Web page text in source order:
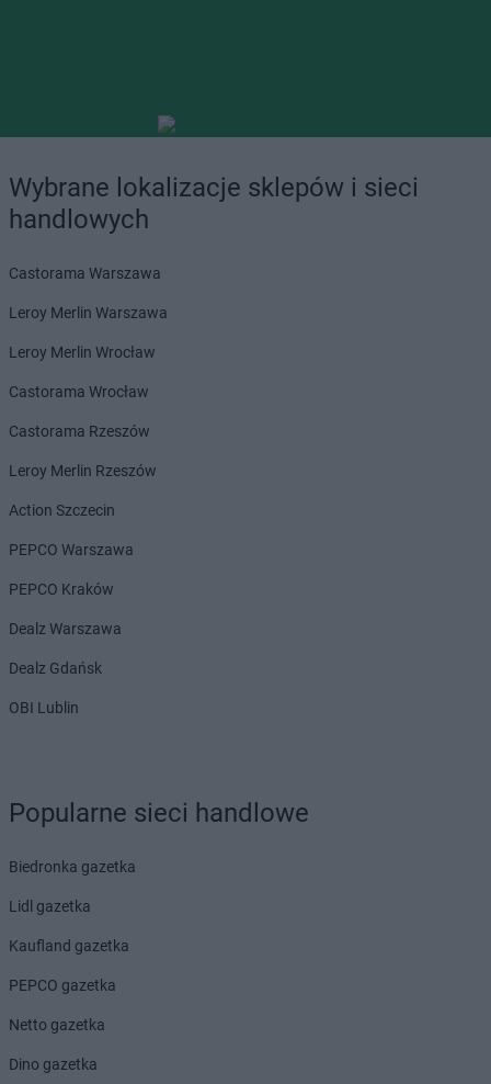
Wybrane lokalizacje sklepów i sieci
handlowych
Castorama Warszawa
Leroy Merlin Warszawa
Leroy Merlin Wrocław
Castorama Wrocław
Castorama Rzeszów
Leroy Merlin Rzeszów
Action Szczecin
PEPCO Warszawa
PEPCO Kraków
Dealz Warszawa
Dealz Gdańsk
OBI Lublin
Popularne sieci handlowe
Biedronka gazetka
Lidl gazetka
Kaufland gazetka
PEPCO gazetka
Netto gazetka
Dino gazetka